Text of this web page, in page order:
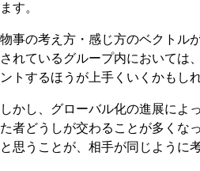
ます。
物事の考え方・感じ方のベクトル
されているグループ内においては
ントするほうが上手くいくかもし
しかし、グローバル化の進展によ
た者どうしが交わることが多くな
と思うことが、相手が同じように